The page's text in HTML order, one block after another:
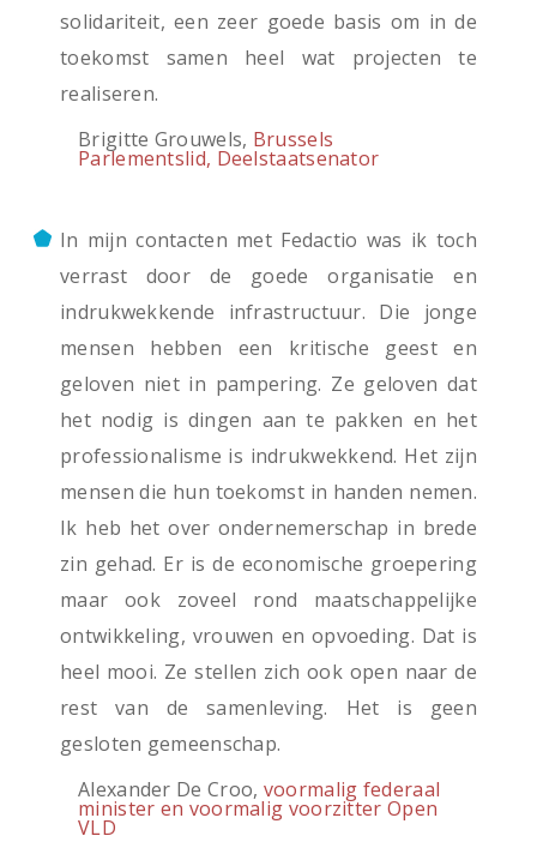
solidariteit, een zeer goede basis om in de
toekomst samen heel wat projecten te
realiseren.
Brigitte Grouwels, Brussels
Parlementslid, Deelstaatsenator
In mijn contacten met Fedactio was ik toch
verrast door de goede organisatie en
indrukwekkende infrastructuur. Die jonge
mensen hebben een kritische geest en
geloven niet in pampering. Ze geloven dat
het nodig is dingen aan te pakken en het
professionalisme is indrukwekkend. Het zijn
mensen die hun toekomst in handen nemen.
Ik heb het over ondernemerschap in brede
zin gehad. Er is de economische groepering
maar ook zoveel rond maatschappelijke
ontwikkeling, vrouwen en opvoeding. Dat is
heel mooi. Ze stellen zich ook open naar de
rest van de samenleving. Het is geen
gesloten gemeenschap.
Alexander De Croo, voormalig federaal
minister en voormalig voorzitter Open
VLD